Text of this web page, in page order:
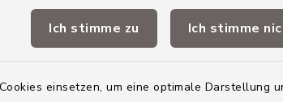
Ich stimme zu Ich stimme
einsetzen, um eine optimale Darstellung
Markt
Markt